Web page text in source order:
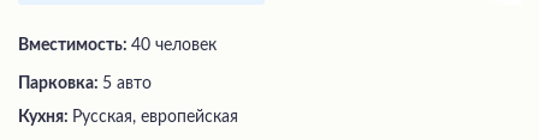
Вместимость: 40 человек
Парковка: 5 авто
Кухня: Русская, европейская